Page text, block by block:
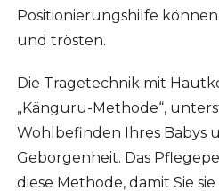
Positionierungshilfe
und trösten.
Die Tragetechnik mit
„Känguru-Methode“,
Wohlbefinden Ihres Babys
Geborgenheit. Das
diese Methode, damit Sie